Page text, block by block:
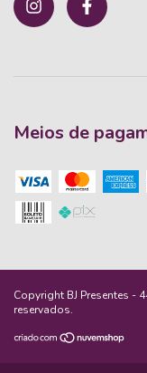
Meios de
Copyright BJ Presentes -
reservados.